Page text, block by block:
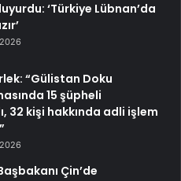
‘Türkiye Lübnan’da
“Gülistan Doku
15 şüpheli
32 kişi hakkında adli işlem
Çin’de